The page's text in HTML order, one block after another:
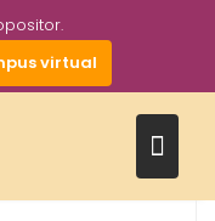
virtual
OPOSICIONES -